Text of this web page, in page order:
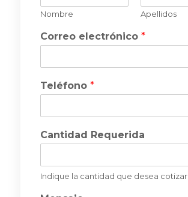
t
Nombre Apellidos
Correo electrónico *
Teléfono *
Cantidad Requerida
Indique la cantidad que desea cotizar